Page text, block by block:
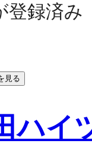
登録済み
見る
ハイ